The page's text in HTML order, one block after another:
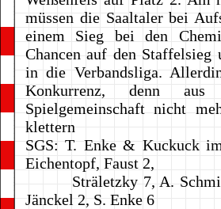
müssen die Saaltaler bei
einem Sieg bei den
Chancen auf den Staffelsieg
in die Verbandsliga.
Konkurrenz, denn
Spielgemeinschaft nicht
klettern
SGS: T. Enke & Kuckuck
Eichentopf, Faust 2,
Sträletzky 7, A.
Jänckel 2, S. Enke 6